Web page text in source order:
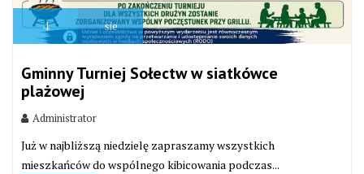
4 sie
Gminny Turniej Sołectw w siatkówce
plażowej
Administrator
Już w najbliższą niedzielę zapraszamy wszystkich
mieszkańców do wspólnego kibicowania podczas...